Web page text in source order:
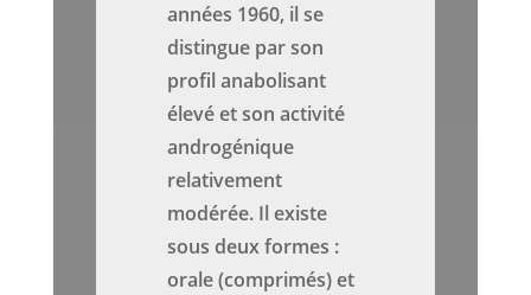
années 1960, il se
distingue par son
profil anabolisant
élevé et son activité
androgénique
relativement
modérée. Il existe
sous deux formes :
orale (comprimés) et